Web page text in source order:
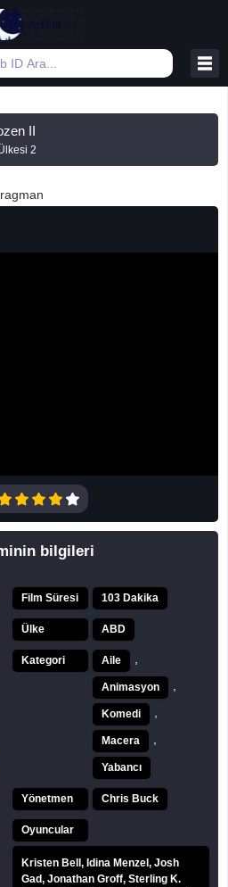
II
2
bilgileri
Film Süresi 103 Dakika
Ülke ABD
Kategori Aile
Animasyon
Komedi
Macera
Yabancı
Yönetmen Chris Buck
Oyuncular
Kristen Bell, Idina Menzel, Josh
Gad, Jonathan Groff, Sterling K.